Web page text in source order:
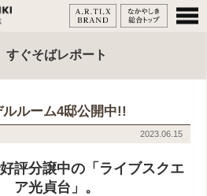
すぐそばレポート
ルーム4邸公開中!!
2023.06.15
評分譲中の「ライブスクエ
ア光貞台」。